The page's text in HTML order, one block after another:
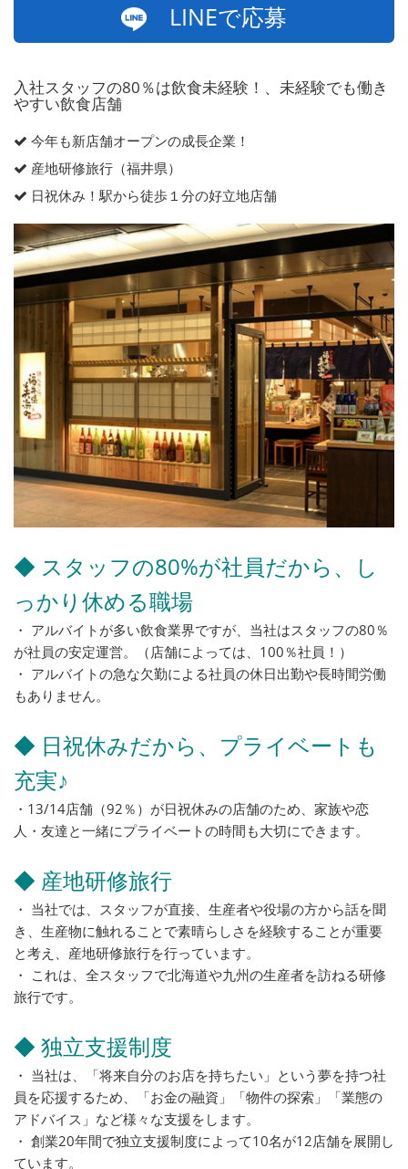
LINEで応募
入社スタッフの80％は飲食未経験！、未経験でも働き
やすい飲食店舗
今年も新店舗オープンの成長企業！
産地研修旅行（福井県）
日祝休み！駅から徒歩１分の好立地店舗
◆ スタッフの80%が社員だから、し
っかり休める職場
・ アルバイトが多い飲食業界ですが、当社はスタッフの80％
が社員の安定運営。（店舗によっては、100％社員！）
・ アルバイトの急な欠勤による社員の休日出勤や長時間労働
もありません。
◆ 日祝休みだから、プライベートも
充実♪
・13/14店舗（92％）が日祝休みの店舗のため、家族や恋
人・友達と一緒にプライベートの時間も大切にできます。
◆ 産地研修旅行
・ 当社では、スタッフが直接、生産者や役場の方から話を聞
き、生産物に触れることで素晴らしさを経験することが重要
と考え、産地研修旅行を行っています。
・ これは、全スタッフで北海道や九州の生産者を訪ねる研修
旅行です。
◆ 独立支援制度
・ 当社は、「将来自分のお店を持ちたい」という夢を持つ社
員を応援するため、「お金の融資」「物件の探索」「業態の
アドバイス」など様々な支援をします。
・ 創業20年間で独立支援制度によって10名が12店舗を展開し
ています。